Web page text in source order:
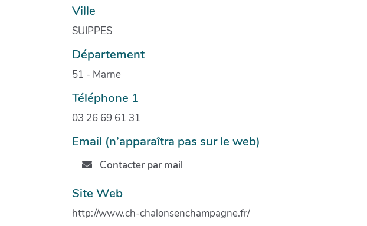
Ville
SUIPPES
Département
51 - Marne
Téléphone 1
03 26 69 61 31
Email (n’apparaîtra pas sur le web)
Contacter par mail
Site Web
http://www.ch-chalonsenchampagne.fr/